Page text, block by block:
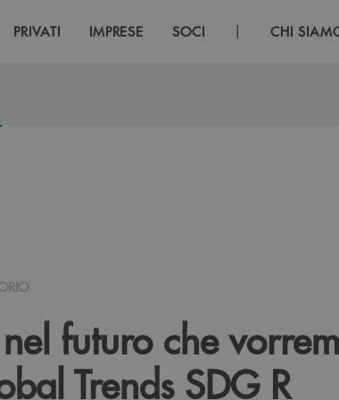
PRIVATI IMPRESE SOCI | CHI
futuro che
Trends SDG R